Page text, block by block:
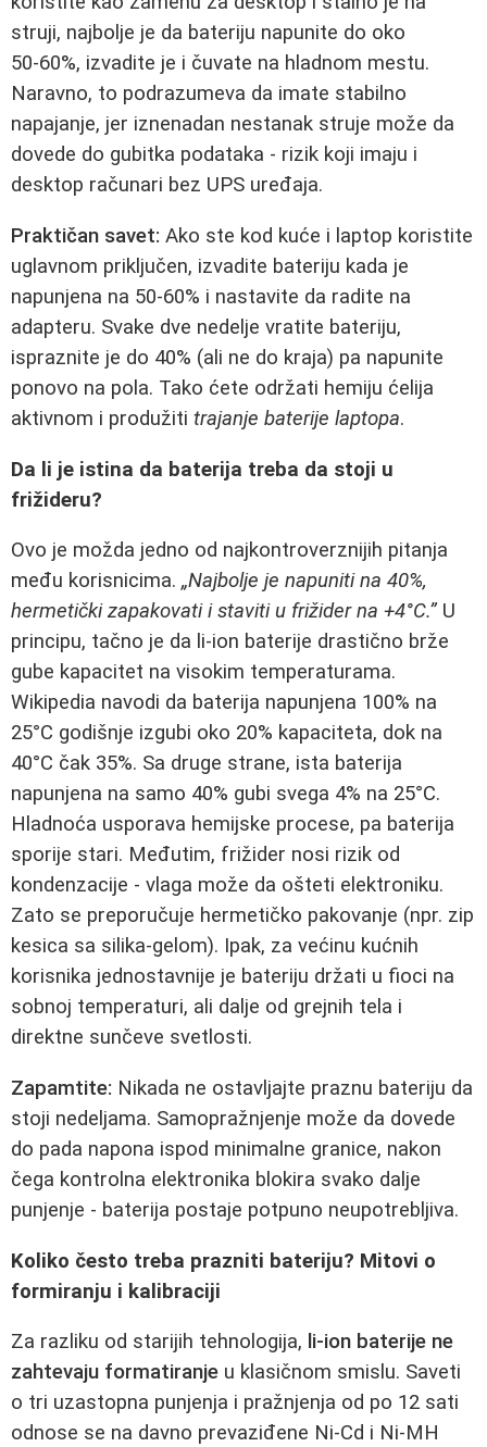
struji, najbolje je da bateriju napunite do oko
50‑60%, izvadite je i čuvate na hladnom mestu.
Naravno, to podrazumeva da imate stabilno
napajanje, jer iznenadan nestanak struje može da
dovede do gubitka podataka - rizik koji imaju i
desktop računari bez UPS uređaja.
Praktičan savet: Ako ste kod kuće i laptop koristite
uglavnom priključen, izvadite bateriju kada je
napunjena na 50‑60% i nastavite da radite na
adapteru. Svake dve nedelje vratite bateriju,
ispraznite je do 40% (ali ne do kraja) pa napunite
ponovo na pola. Tako ćete održati hemiju ćelija
aktivnom i produžiti trajanje baterije laptopa.
Da li je istina da baterija treba da stoji u
frižideru?
Ovo je možda jedno od najkontroverznijih pitanja
među korisnicima. „Najbolje je napuniti na 40%,
hermetički zapakovati i staviti u frižider na +4°C.”U
principu, tačno je da li‑ion baterije drastično brže
gube kapacitet na visokim temperaturama.
Wikipedia navodi da baterija napunjena 100% na
25°C godišnje izgubi oko 20% kapaciteta, dok na
40°C čak 35%. Sa druge strane, ista baterija
napunjena na samo 40% gubi svega 4% na 25°C.
Hladnoća usporava hemijske procese, pa baterija
sporije stari. Međutim, frižider nosi rizik od
kondenzacije - vlaga može da ošteti elektroniku.
Zato se preporučuje hermetičko pakovanje (npr. zip
kesica sa silika‑gelom). Ipak, za većinu kućnih
korisnika jednostavnije je bateriju držati u fioci na
sobnoj temperaturi, ali dalje od grejnih tela i
direktne sunčeve svetlosti.
Zapamtite: Nikada ne ostavljajte praznu bateriju da
stoji nedeljama. Samopražnjenje može da dovede
do pada napona ispod minimalne granice, nakon
čega kontrolna elektronika blokira svako dalje
punjenje - baterija postaje potpuno neupotrebljiva.
Koliko često treba prazniti bateriju? Mitovi o
formiranju i kalibraciji
Za razliku od starijih tehnologija, li‑ion baterije ne
zahtevaju formatiranje u klasičnom smislu. Saveti
o tri uzastopna punjenja i pražnjenja od po 12 sati
odnose se na davno prevaziđene Ni‑Cd i Ni‑MH